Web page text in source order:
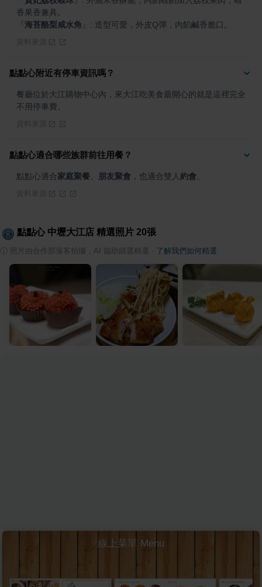
海苔酪梨咸水角 : 造型可愛，外皮Q彈，內餡鹹香脆口。
點點心附近有停車資訊嗎？
餐廳位於大江購物中心內，來大江吃美食最開心的就是這裡完全
不用停車費。
點點心適合哪些族群前往用餐？
點點心適合家庭聚餐 朋友聚會 ，也適合雙人 約會
點點心 中壢大江店 精選照片 20張
照片由合作部落客拍攝，AI 協助篩選精選 了解我們如何精選
線上菜單 Menu